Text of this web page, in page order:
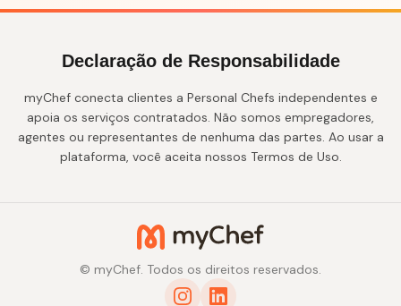
Declaração de Responsabilidade
myChef conecta clientes a Personal Chefs independentes e
apoia os serviços contratados. Não somos empregadores,
agentes ou representantes de nenhuma das partes. Ao usar a
plataforma, você aceita nossos Termos de Uso.
© myChef. Todos os direitos reservados.